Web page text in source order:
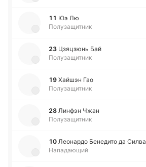
11 Юэ Лю
Полузащитник
23 Цзя­цзюнь Бай
Полузащитник
19 Хайшэн Гао
Полузащитник
28 Линфэн Чжан
Полузащитник
10 Лео­на­рдо Бе­не­ди­то да Силва
Нападающий